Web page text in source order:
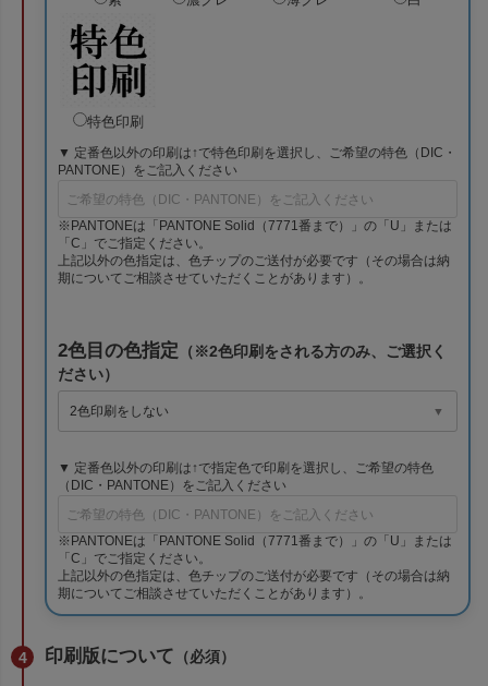
特色印刷
▼ 定番色以外の印刷は↑で特色印刷を選択し、ご希望の特色（DIC・
PANTONE）をご記入ください
※PANTONEは「PANTONE Solid（7771番まで）」の「U」または
「C」でご指定ください。
上記以外の色指定は、色チップのご送付が必要です（その場合は納
期についてご相談させていただくことがあります）。
2色目の色指定 （※2色印刷をされる方のみ、ご選択く
ださい）
▼ 定番色以外の印刷は↑で指定色で印刷を選択し、ご希望の特色
（DIC・PANTONE）をご記入ください
※PANTONEは「PANTONE Solid（7771番まで）」の「U」または
「C」でご指定ください。
上記以外の色指定は、色チップのご送付が必要です（その場合は納
期についてご相談させていただくことがあります）。
印刷版について （必須）